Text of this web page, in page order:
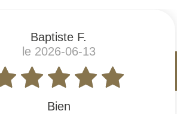
Baptiste F.
le 2026-06-13
Bien